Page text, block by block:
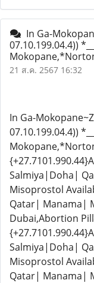
In Ga-
07.10.199.04.4))
21 ส.ค. 2567 16:32
In Ga-
07.10.199.04.4))
Salmiya|Doha|
Misoprostol
Qatar| Manama|
Dubai,Abortion
Salmiya|Doha|
Misoprostol
Qatar| Manama|